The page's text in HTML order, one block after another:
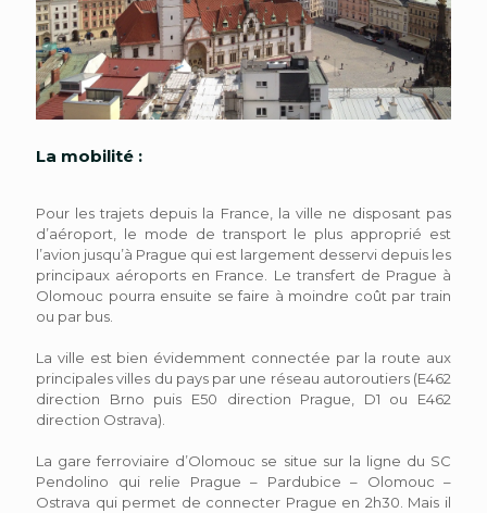
La mobilité :
Pour les trajets depuis la France, la ville ne disposant pas
d’aéroport, le mode de transport le plus approprié est
l’avion jusqu’à Prague qui est largement desservi depuis les
principaux aéroports en France. Le transfert de Prague à
Olomouc pourra ensuite se faire à moindre coût par train
ou par bus.
La ville est bien évidemment connectée par la route aux
principales villes du pays par une réseau autoroutiers (E462
direction Brno puis E50 direction Prague, D1 ou E462
direction Ostrava).
La gare ferroviaire d’Olomouc se situe sur la ligne du SC
Pendolino qui relie Prague – Pardubice – Olomouc –
Ostrava qui permet de connecter Prague en 2h30. Mais il